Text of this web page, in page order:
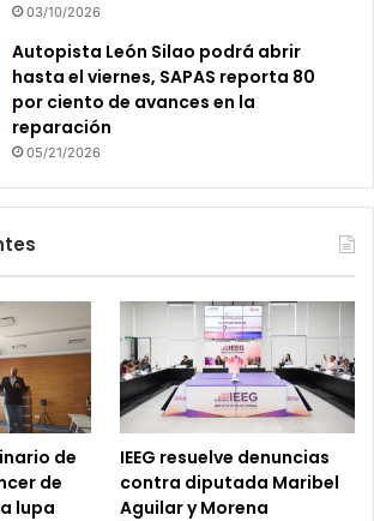
03/10/2026
Autopista León Silao podrá abrir
hasta el viernes, SAPAS reporta 80
por ciento de avances en la
reparación
05/21/2026
de
de
lupa
IEEG resuelve denuncias
contra diputada Maribel
Aguilar y Morena